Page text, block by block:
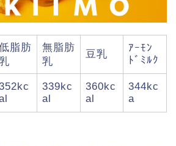
脂肪
無脂肪
乳
豆乳
ｱｰﾓﾝ
ﾄﾞﾐﾙｸ
339kc
al
360kc
al
344kc
a